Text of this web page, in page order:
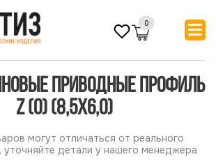
0
приводные профиль
Z (0) (8,5х6,0)
могут отличаться от реального
детали у нашего менеджера